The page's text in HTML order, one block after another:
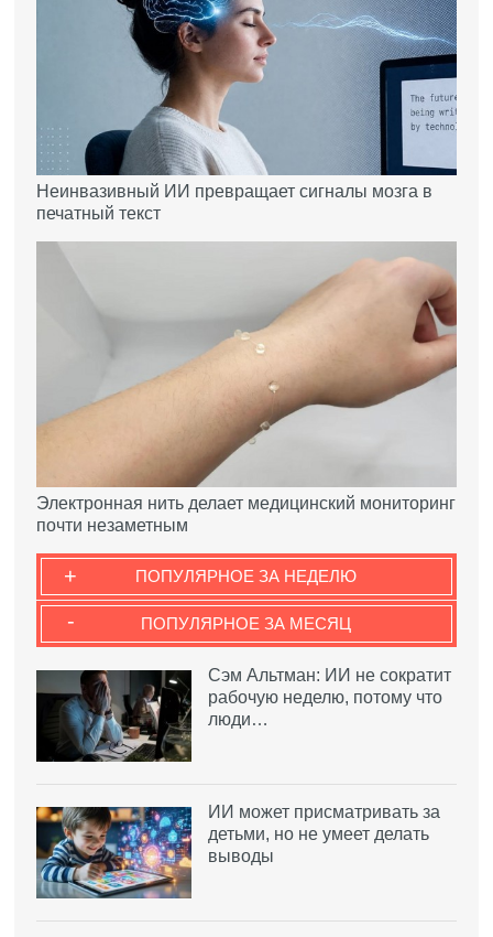
Неинвазивный ИИ превращает сигналы мозга в
печатный текст
Электронная нить делает медицинский мониторинг
почти незаметным
ПОПУЛЯРНОЕ ЗА НЕДЕЛЮ
+
ПОПУЛЯРНОЕ ЗА МЕСЯЦ
-
Сэм Альтман: ИИ не сократит
рабочую неделю, потому что
люди…
ИИ может присматривать за
детьми, но не умеет делать
выводы